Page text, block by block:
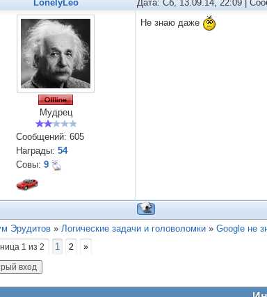
LonelyLeo Дата: Сб, 13.09.14, 22:09 |
Мудрец
Сообщений: 605
Награды: 54
Совы: 9
Не знаю даже
Эрудитов » Логические задачи и головоломки » Google не
1 из 2 1 2 »